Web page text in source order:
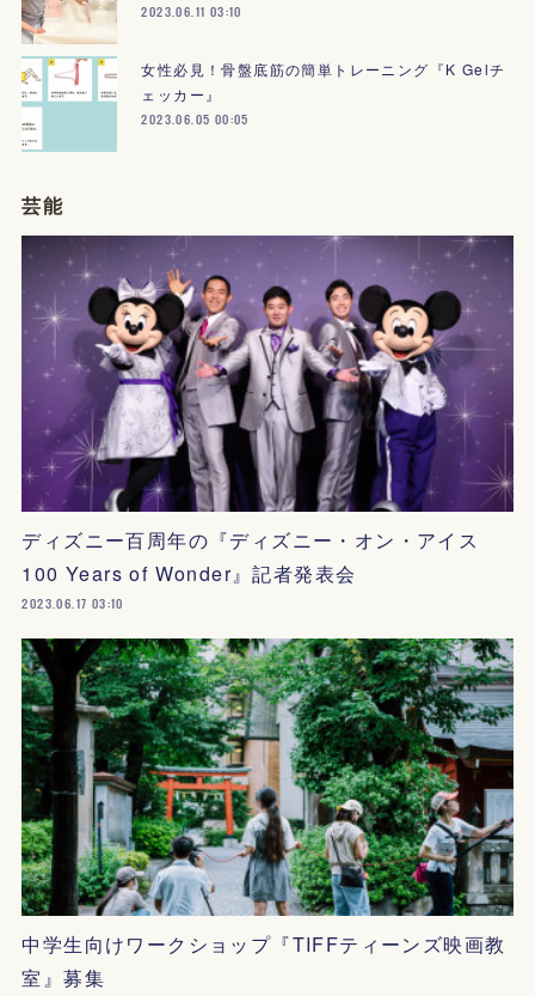
2023.06.11 03:10
女性必見！骨盤底筋の簡単トレーニング『K Gelチ
ェッカー』
2023.06.05 00:05
芸能
ディズニー百周年の『ディズニー・オン・アイス
100 Years of Wonder』記者発表会
2023.06.17 03:10
中学生向けワークショップ『TIFFティーンズ映画教
室』募集